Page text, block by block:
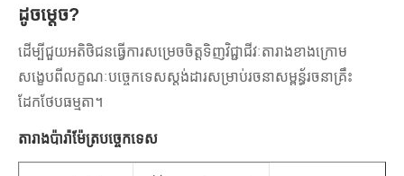
ដូចម្តេច?
ដើម្បីជួយអតិថិជនធ្វើការសម្រេចចិត្តទិញវិជ្ជាជីវៈតារាងខាងក្រោម
សង្ខេបពីលក្ខណៈបច្ចេកទេសស្តង់ដារសម្រាប់រចនាសម្ពន្ធ័រចនាគ្រឹះ
ដែកថែបធម្មតា។
តារាងប៉ារ៉ាម៉ែត្របច្ចេកទេស